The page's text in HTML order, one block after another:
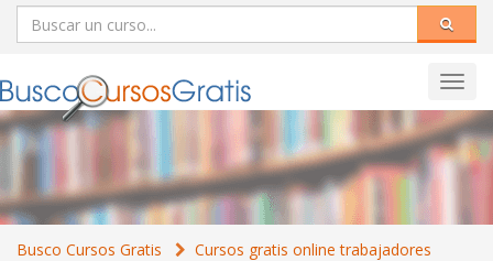
Busco Cursos Gratis Cursos gratis online trabajadores